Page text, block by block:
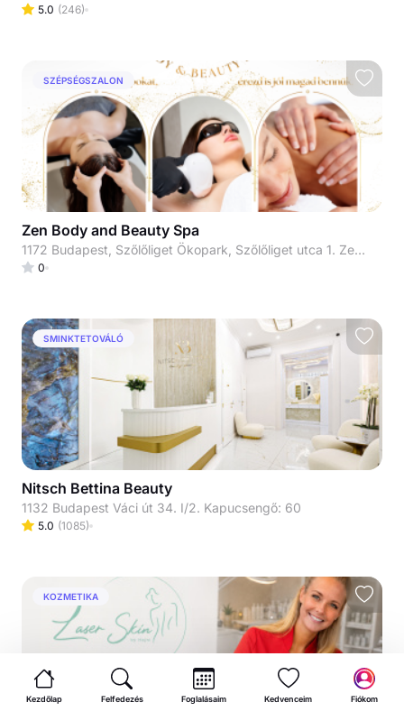
5.0 (246)
SZÉPSÉGSZALON
Zen Body and Beauty Spa
1172 Budapest, Szőlőliget Ökopark, Szőlőliget utca 1. Zenit Ház
0
SMINKTETOVÁLÓ
Nitsch Bettina Beauty
1132 Budapest Váci út 34. I/2. Kapucsengő: 60
5.0 (1085)
KOZMETIKA
Kezdőlap Felfedezés Foglalásaim Kedvenceim Fiókom